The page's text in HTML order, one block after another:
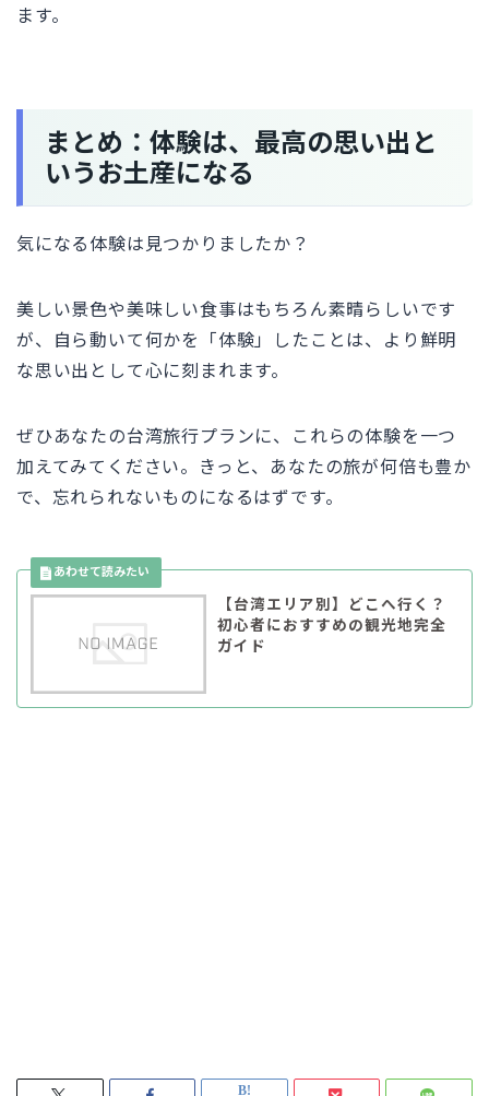
ます。
まとめ：体験は、最高の思い出と
いうお土産になる
気になる体験は見つかりましたか？
美しい景色や美味しい食事はもちろん素晴らしいです
が、自ら動いて何かを「体験」したことは、より鮮明
な思い出として心に刻まれます。
ぜひあなたの台湾旅行プランに、これらの体験を一つ
加えてみてください。きっと、あなたの旅が何倍も豊か
で、忘れられないものになるはずです。
【台湾エリア別】どこへ行く？
初心者におすすめの観光地完全
ガイド